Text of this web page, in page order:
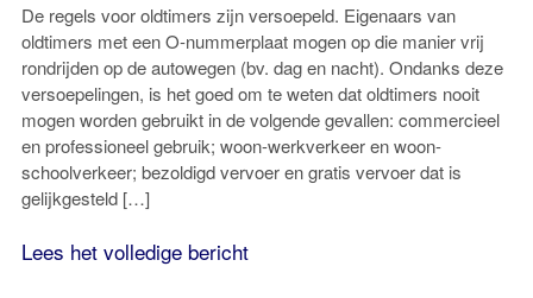
De regels voor oldtimers zijn versoepeld. Eigenaars van
oldtimers met een O-nummerplaat mogen op die manier vrij
rondrijden op de autowegen (bv. dag en nacht). Ondanks deze
versoepelingen, is het goed om te weten dat oldtimers nooit
mogen worden gebruikt in de volgende gevallen: commercieel
en professioneel gebruik; woon-werkverkeer en woon-
schoolverkeer; bezoldigd vervoer en gratis vervoer dat is
gelijkgesteld […]
Lees het volledige bericht